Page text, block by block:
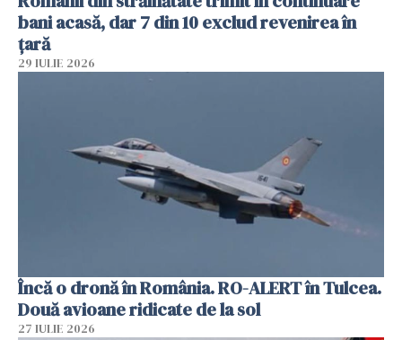
bani acasă, dar 7 din 10 exclud revenirea în
țară
29 IULIE 2026
Încă o dronă în România. RO-ALERT în Tulcea.
Două avioane ridicate de la sol
27 IULIE 2026